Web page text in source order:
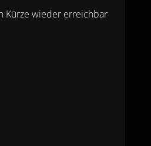
Kürze wieder erreichbar